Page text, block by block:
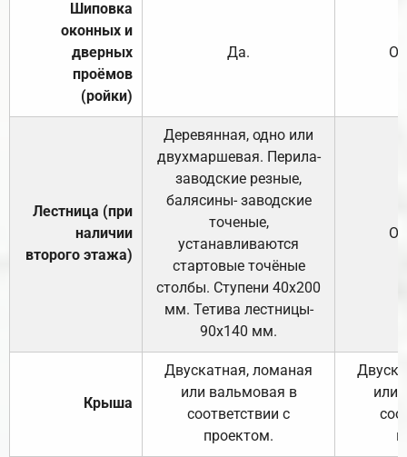
Шиповка
оконных и
дверных
проёмов
(ройки)
Да.
Лестница (при
наличии
второго этажа)
Деревянная, одно или
двухмаршевая. Перила-
заводские резные,
балясины- заводские
точеные,
устанавливаются
стартовые точёные
столбы. Ступени 40х200
мм. Тетива лестницы-
90х140 мм.
Крыша
Двускатная, ломаная
или вальмовая в
соответствии с
проектом.
или